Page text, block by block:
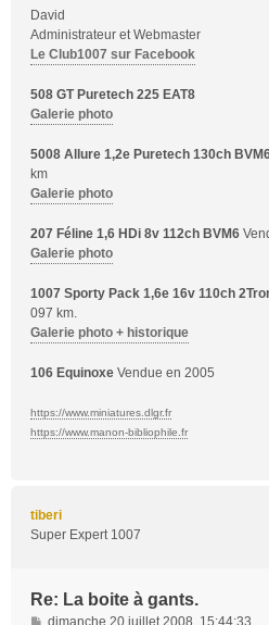
David
Administrateur et Webmaster
Le Club1007 sur Facebook
508 GT Puretech 225 EAT8
Galerie photo
5008 Allure 1,2e Puretech 130ch
km
Galerie photo
207 Féline 1,6 HDi 8v 112ch BVM6
Galerie photo
1007 Sporty Pack 1,6e 16v 110ch
097 km.
Galerie photo + historique
106 Equinoxe Vendue en 2005
https://www.miniatures.dlgr.fr
https://www.manon-bibliophile.fr
tiberi
Super Expert 1007
Re: La boite à gants.
M
dimanche 20 juillet 2008, 15:44:33